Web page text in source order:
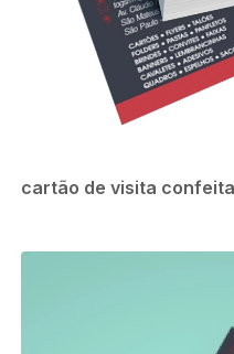
cartão de visita